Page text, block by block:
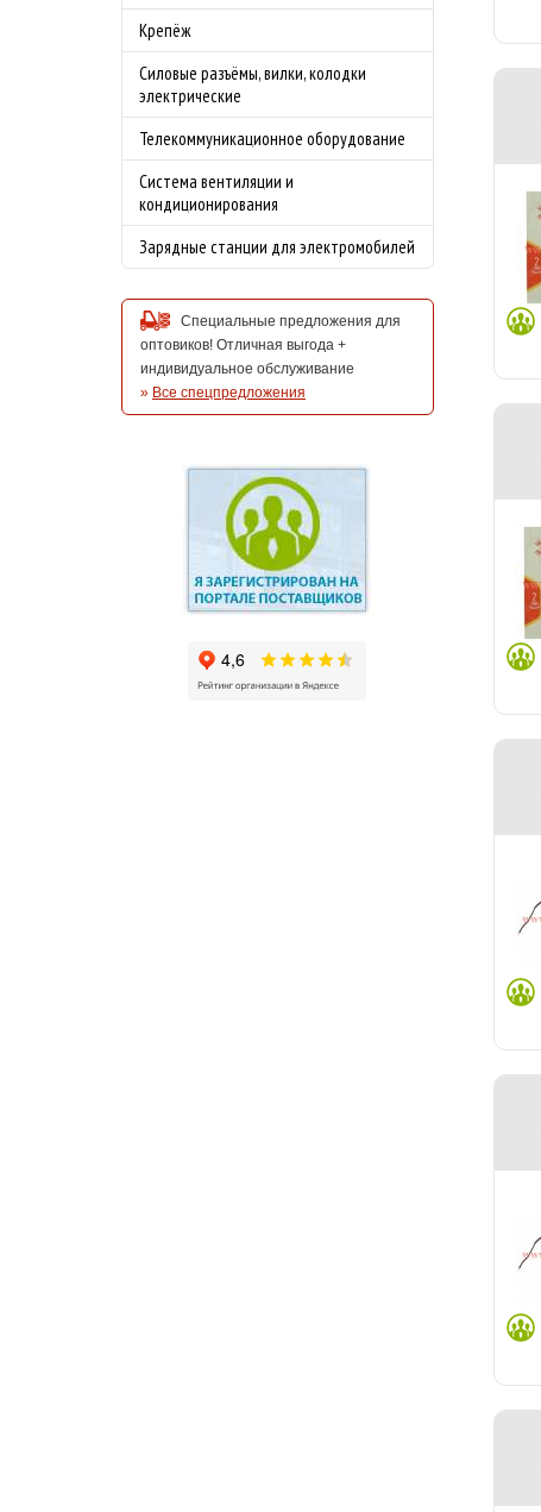
Крепёж
Силовые разъёмы, вилки, колодки
электрические
Телекоммуникационное оборудование
Система вентиляции и
кондиционирования
Зарядные станции для электромобилей
Специальные предложения для
оптовиков! Отличная выгода +
индивидуальное обслуживание
» Все спецпредложения